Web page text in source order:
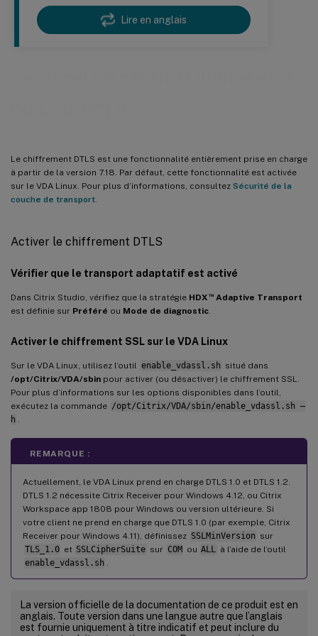
Lire en anglais
Le chiffrement DTLS est une fonctionnalité entièrement prise en charge
à partir de la version 7.18. Par défaut, cette fonctionnalité est activée
sur le VDA Linux. Pour plus d’informations, consultez Sécurité de la
couche de transport
Activer le chiffrement DTLS
Vérifier que le transport adaptatif est activé
Dans Citrix Studio, vérifiez que la stratégie HDX ™Adaptive Transport
est définie sur Préféré ou Mode de diagnostic
Activer le chiffrement SSL sur le VDA Linux
Sur le VDA Linux, utilisez l’outil enable_vdassl.sh situé dans
/opt/Citrix/VDA/sbin pour activer (ou désactiver) le chiffrement SSL.
Pour plus d’informations sur les options disponibles dans l’outil,
exécutez la commande /opt/Citrix/VDA/sbin/enable_vdassl.sh –
h
REMARQUE :
Actuellement, le VDA Linux prend en charge DTLS 1.0 et DTLS 1.2.
DTLS 1.2 nécessite Citrix Receiver pour Windows 4.12, ou Citrix
Workspace app 1808 pour Windows ou version ultérieure. Si
votre client ne prend en charge que DTLS 1.0 (par exemple, Citrix
Receiver pour Windows 4.11), définissez SSLMinVersion sur
TLS_1.0 et SSLCipherSuite sur COM ou ALL
à l’aide de l’outil
enable_vdassl.sh
La version officielle de la documentation de ce produit est en
anglais. Toute version dans une langue autre que l’anglais
est fournie uniquement à titre indicatif et peut inclure du